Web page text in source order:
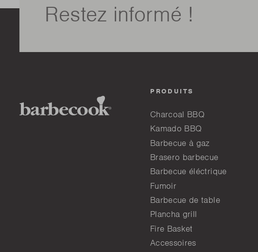
Restez informé !
PRODUITS
Charcoal BBQ
Kamado BBQ
Barbecue à gaz
Brasero barbecue
Barbecue éléctrique
Fumoir
Barbecue de table
Plancha grill
Fire Basket
Accessoires